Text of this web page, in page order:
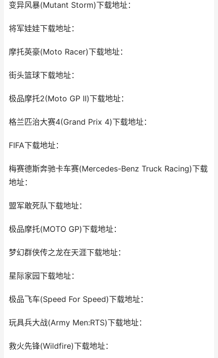
变异风暴(Mutant Storm)下载地址：
将军娃娃下载地址：
摩托英豪(Moto Racer)下载地址：
街头篮球下载地址：
极品摩托2(Moto GP II)下载地址：
格兰匹治大赛4(Grand Prix 4)下载地址：
FIFA下载地址：
梅赛德斯奔驰卡车赛(Mercedes-Benz Truck Racing)下载
地址：
盟军敢死队下载地址：
极品摩托(MOTO GP)下载地址：
梦幻群侠传之龙在天涯下载地址：
星际家园下载地址：
极品飞车(Speed For Speed)下载地址：
玩具兵大战(Army Men:RTS)下载地址：
救火先锋(Wildfire)下载地址：